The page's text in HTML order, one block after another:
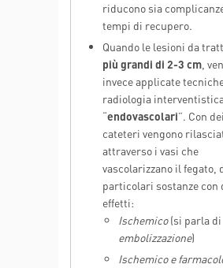
riducono sia
tempi di recupero.
Quando le lesioni da
più grandi di 2-3 cm ,
invece applicate
radiologia
“endovascolari”. Con
cateteri vengono
attraverso i vasi che
vascolarizzano il fegato,
particolari sostanze con
effetti:
Ischemico(si parla di
embolizzazione)
Ischemico e